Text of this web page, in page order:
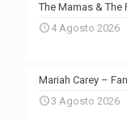
The Mamas & The
4 Agosto 2026
Mariah Carey –
3 Agosto 2026